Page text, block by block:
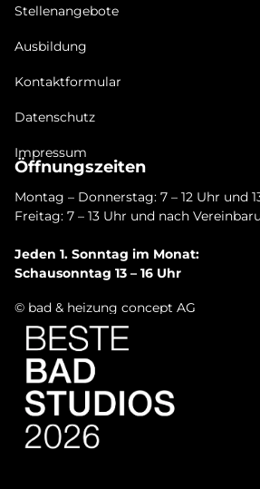
© bad & heizung concept AG
Stellenangebote
Ausbildung
Kontaktformular
Datenschutz
Impressum
Öffnungszeiten
Montag – Donnerstag: 7 – 12 Uhr und
Freitag: 7 – 13 Uhr und nach
Jeden 1. Sonntag im Monat:
Schausonntag 13 – 16 Uhr